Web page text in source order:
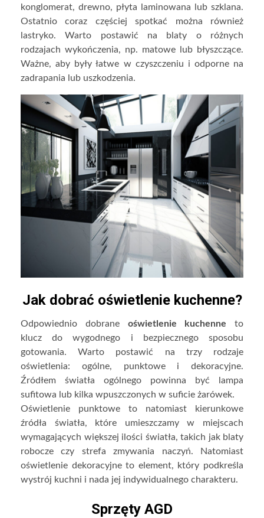
konglomerat, drewno, płyta laminowana lub szklana.
Ostatnio coraz częściej spotkać można również
lastryko. Warto postawić na blaty o różnych
rodzajach wykończenia, np. matowe lub błyszczące.
Ważne, aby były łatwe w czyszczeniu i odporne na
zadrapania lub uszkodzenia.
Jak dobrać oświetlenie kuchenne?
Odpowiednio dobrane oświetlenie kuchenne to
klucz do wygodnego i bezpiecznego sposobu
gotowania. Warto postawić na trzy rodzaje
oświetlenia: ogólne, punktowe i dekoracyjne.
Źródłem światła ogólnego powinna być lampa
sufitowa lub kilka wpuszczonych w suficie żarówek.
Oświetlenie punktowe to natomiast kierunkowe
źródła światła, które umieszczamy w miejscach
wymagających większej ilości światła, takich jak blaty
robocze czy strefa zmywania naczyń. Natomiast
oświetlenie dekoracyjne to element, który podkreśla
wystrój kuchni i nada jej indywidualnego charakteru.
Sprzęty AGD